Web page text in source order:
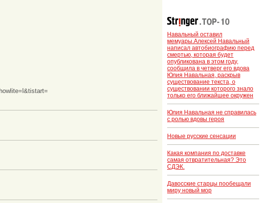
меня на душе сто
и один шов — это
туше»
Навальный оставил
мемуары.Алексей Навальный
написал автобиографию перед
смертью, которая будет
опубликована в этом году,
сообщила в четверг его вдова
Юлия Навальная, раскрыв
существование текста, о
существовании которого знало
только его ближайшее окружен
Юлия Навальная не справилась
с ролью вдовы героя
Новые русские сенсации
Какая компания по доставке
самая отвратительная? Это
СДЭК.
Давосские старцы пообещали
миру новый мор